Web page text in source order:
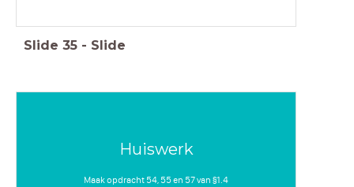
Slide 35 - Slide
Huiswerk
Maak opdracht 54, 55 en 57 van §1.4